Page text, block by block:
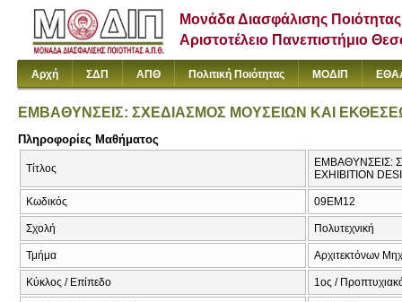
Μονάδα Διασφάλισης Ποιότητας
Αριστοτέλειο Πανεπιστήμιο
Αρχή ΣΔΠ ΑΠΘ Πολιτική Ποιότητας ΜΟΔΙΠ
ΕΜΒΑΘΥΝΣΕΙΣ: ΣΧΕΔΙΑΣΜΟΣ ΜΟΥΣΕΙΩΝ ΚΑΙ
Πληροφορίες Μαθήματος
Τίτλος
ΕΜΒΑΘΥΝΣΕΙΣ:
EXHIBITION
Κωδικός 09EM12
Σχολή Πολυτεχνική
Τμήμα Αρχιτεκτόνων
Κύκλος / Επίπεδο 1ος /